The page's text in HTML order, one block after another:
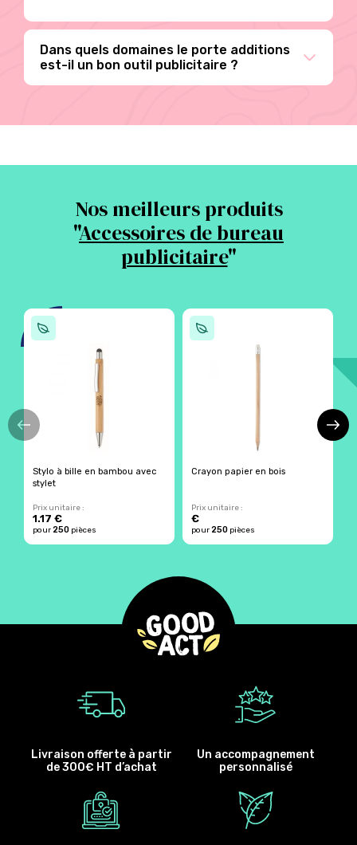
Dans quels domaines le porte additions
est-il un bon outil publicitaire ?
Nos meilleurs produits
"Accessoires de bureau
publicitaire"
Stylo à bille en bambou avec
stylet
Prix unitaire :
1.17 €
pour250 pièces
Crayon papier en bois
Prix unitaire :
€
pour250 pièces
Livraison offerte à partir
de 300€ HT d’achat
Un accompagnement
personnalisé